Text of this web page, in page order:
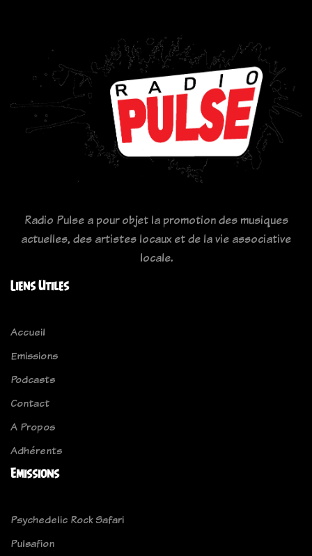
Radio Pulse a pour objet la promotion des musiques
actuelles, des artistes locaux et de la vie associative
locale.
Liens Utiles
Accueil
Emissions
Podcasts
Contact
A Propos
Adhérents
Emissions
Psychedelic Rock Safari
Pulsafion